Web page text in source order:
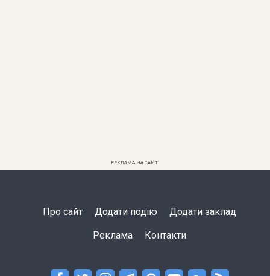
РЕКЛАМА НА САЙТІ
Про сайт Додати подію Додати заклад
Реклама Контакти